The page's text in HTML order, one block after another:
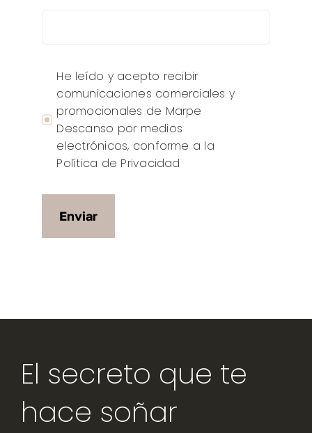
He leído y acepto recibir
comunicaciones comerciales y
promocionales de Marpe
Descanso por medios
electrónicos, conforme a la
Política de Privacidad
Enviar
El secreto que te
hace soñar